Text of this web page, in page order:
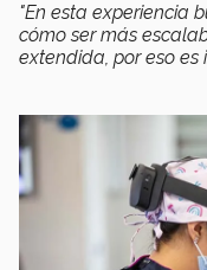
"En esta experiencia
cómo ser más
extendida, por eso es